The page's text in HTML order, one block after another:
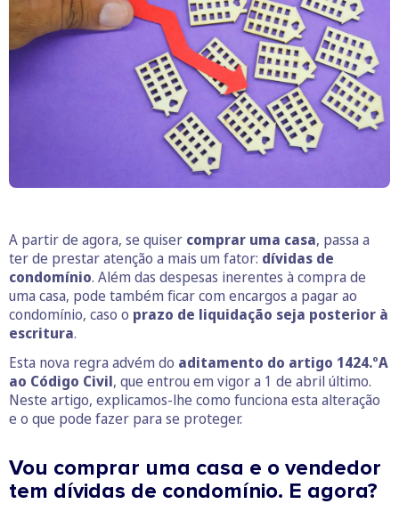
A partir de agora, se quiser comprar uma casa, passa a
ter de prestar atenção a mais um fator: dívidas de
condomínio. Além das despesas inerentes à compra de
uma casa, pode também ficar com encargos a pagar ao
condomínio, caso o prazo de liquidação seja posterior à
escritura.
Esta nova regra advém do aditamento do artigo 1424.ºA
ao Código Civil, que entrou em vigor a 1 de abril último.
Neste artigo, explicamos-lhe como funciona esta alteração
e o que pode fazer para se proteger.
Vou comprar uma casa e o vendedor
tem dívidas de condomínio. E agora?